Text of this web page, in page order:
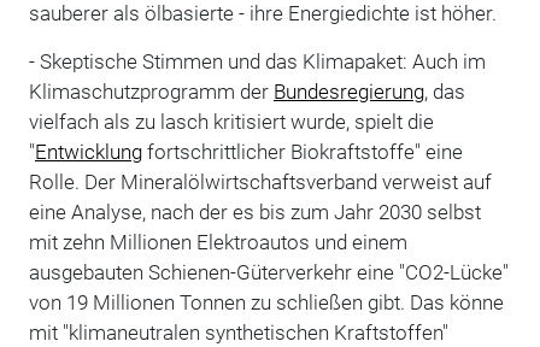
sauberer als ölbasierte - ihre Energiedichte ist höher.
- Skeptische Stimmen und das Klimapaket: Auch im
Klimaschutzprogramm der Bundesregierung, das
vielfach als zu lasch kritisiert wurde, spielt die
"Entwicklungfortschrittlicher Biokraftstoffe" eine
Rolle. Der Mineralölwirtschaftsverband verweist auf
eine Analyse, nach der es bis zum Jahr 2030 selbst
mit zehn Millionen Elektroautos und einem
ausgebauten Schienen-Güterverkehr eine "CO2-Lücke"
von 19 Millionen Tonnen zu schließen gibt. Das könne
mit "klimaneutralen synthetischen Kraftstoffen"